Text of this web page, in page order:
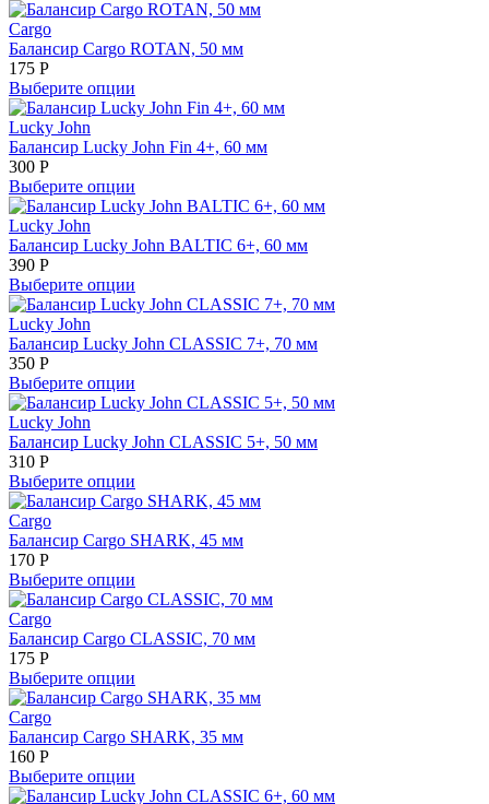
Cargo
Балансир Cargo ROTAN, 50 мм
175 Р
Выберите опции
Lucky John
Балансир Lucky John Fin 4+, 60 мм
300 Р
Выберите опции
Lucky John
Балансир Lucky John BALTIC 6+, 60 мм
390 Р
Выберите опции
Lucky John
Балансир Lucky John CLASSIC 7+, 70 мм
350 Р
Выберите опции
Lucky John
Балансир Lucky John CLASSIC 5+, 50 мм
310 Р
Выберите опции
Cargo
Балансир Cargo SHARK, 45 мм
170 Р
Выберите опции
Cargo
Балансир Cargo CLASSIC, 70 мм
175 Р
Выберите опции
Cargo
Балансир Cargo SHARK, 35 мм
160 Р
Выберите опции